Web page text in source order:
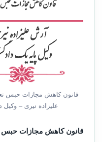
قانون کاهش مجازات حبس
علیزاده نیری – وکیل
قانون کاهش مجازات حبس